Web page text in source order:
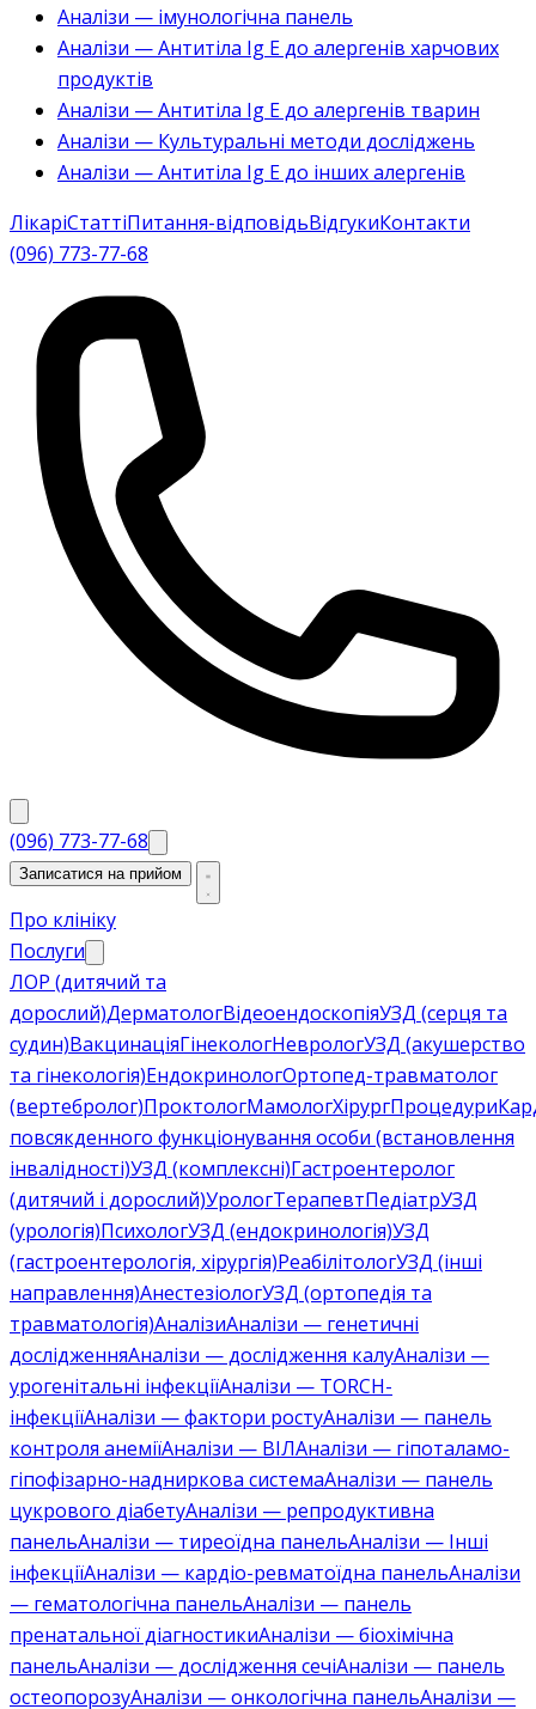
Аналізи — імунологічна панель
Аналізи — Антитіла Ig E до алергенів харчових
продуктів
Аналізи — Антитіла Ig E до алергенів тварин
Аналізи — Культуральні методи досліджень
Аналізи — Антитіла Ig E до інших алергенів
ЛікаріСтаттіПитання-відповідьВідгукиКонтакти
(096) 773-77-68
(096) 773-77-68
Записатися на прийом
Про клініку
Послуги
ЛОР (дитячий та
дорослий)ДерматологВідеоендоскопіяУЗД (серця та
судин)ВакцинаціяГінекологНеврологУЗД (акушерство
та гінекологія)ЕндокринологОртопед-травматолог
(вертебролог)ПроктологМамологХірургПроцедури
повсякденного функціонування особи (встановлення
інвалідності)УЗД (комплексні)Гастроентеролог
(дитячий і дорослий)УрологТерапевтПедіатрУЗД
(урологія)ПсихологУЗД (ендокринологія)УЗД
(гастроентерологія, хірургія)РеабілітологУЗД (інші
направлення)АнестезіологУЗД (ортопедія та
травматологія)АналізиАналізи — генетичні
дослідженняАналізи — дослідження калуАналізи —
урогенітальні інфекціїАналізи — TORCH-
інфекціїАналізи — фактори ростуАналізи — панель
контроля анеміїАналізи — ВІЛАналізи — гіпоталамо-
гіпофізарно-надниркова системаАналізи — панель
цукрового діабетуАналізи — репродуктивна
панельАналізи — тиреоїдна панельАналізи — Інші
інфекціїАналізи — кардіо-ревматоїдна панельАналізи
— гематологічна панельАналізи — панель
пренатальної діагностикиАналізи — біохімічна
панельАналізи — дослідження сечіАналізи — панель
остеопорозуАналізи — онкологічна панельАналізи —